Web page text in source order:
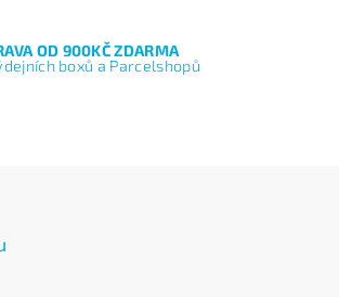
OD 900KČ ZDARMA
boxů a Parcelshopů